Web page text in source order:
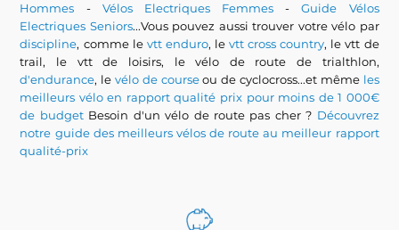
Hommes - Vélos Electriques Femmes -Guide Vélos
Electriques Seniors...Vous pouvez aussi trouver votre vélo par
discipline, comme le vtt enduro, levtt cross country, le vtt de
trail, le vtt de loisirs, le vélo de route de trialthlon,
d'endurance, levélo de courseou de cyclocross...et même les
meilleurs vélo en rapport qualité prix pour moins de 1 000€
de budgetBesoin d'un vélo de route pas cher ? Découvrez
notre guide des meilleurs vélos de route au meilleur rapport
qualité-prix